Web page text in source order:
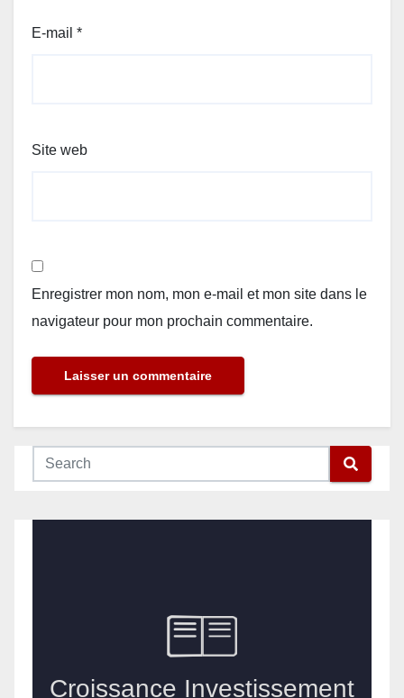
E-mail *
Site web
Enregistrer mon nom, mon e-mail et mon site dans le
navigateur pour mon prochain commentaire.